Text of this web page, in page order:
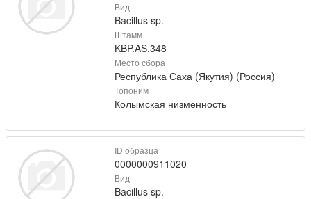
Вид
Bacillus sp.
Штамм
KBP.AS.348
Место сбора
Республика Саха (Якутия) (Россия)
Топоним
Колымская низменность
ID образца
0000000911020
Вид
Bacillus sp.